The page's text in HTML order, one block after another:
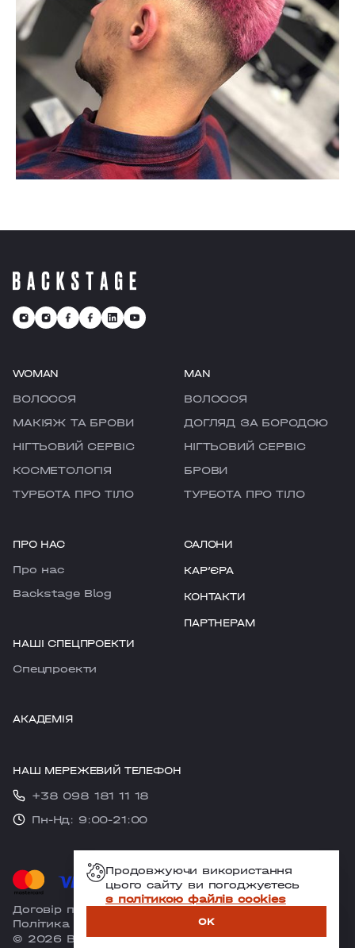
WOMAN
ВОЛОССЯ
МАКІЯЖ ТА БРОВИ
НІГТЬОВИЙ СЕРВІС
КОСМЕТОЛОГІЯ
ТУРБОТА ПРО ТІЛО
MAN
ВОЛОССЯ
ДОГЛЯД ЗА БОРОДОЮ
НІГТЬОВИЙ СЕРВІС
БРОВИ
ТУРБОТА ПРО ТІЛО
ПРО НАС
Про нас
Backstage Blog
НАШІ СПЕЦПРОЕКТИ
Cпецпроекти
САЛОНИ
КАРʼЄРА
КОНТАКТИ
ПАРТНЕРАМ
АКАДЕМІЯ
НАШ МЕРЕЖЕВИЙ ТЕЛЕФОН
+38 098 181 11 18
Пн-Нд: 9:00-21:00
Договір публічної оферти
Політика конфіденційності
© 2026 BackstageDesigned & Developed byRIBS
Продовжуючи використання
цього сайту ви погоджуєтесь
з політикою файлів cookies
OK